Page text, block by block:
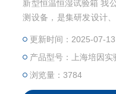
新型恒温恒湿试验箱 我公司专业生产环境类、力学类试验检
测设备，是集研发设计
有限公司。高低温交变
热、耐寒、耐干、耐湿
控式屏幕画面，操作简
统操作状况相关数据、
常状况，屏幕即刻自动
更新时间：2025-07-13
产品型号：上海培因实
浏览量：3784